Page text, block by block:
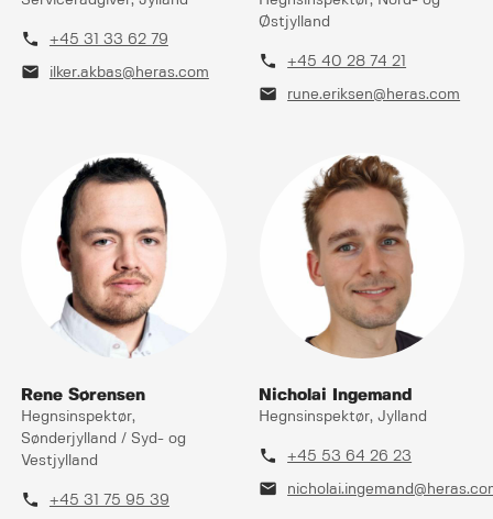
phone +45 31 33 62 79
mail ilker.akbas@heras.com
Østjylland
phone +45 40 28 74 21
mail rune.eriksen@heras.com
Rene Sørensen
Hegnsinspektør,
Sønderjylland / Syd- og
Vestjylland
phone +45 31 75 95 39
Nicholai Ingemand
Hegnsinspektør, Jylland
phone +45 53 64 26 23
mail